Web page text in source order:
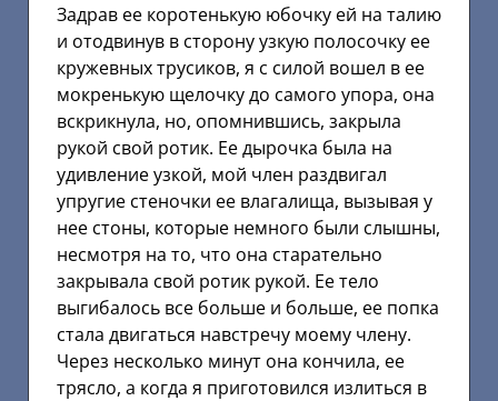
Задрав ее коротенькую юбочку ей на талию
и отодвинув в сторону узкую полосочку ее
кружевных трусиков, я с силой вошел в ее
мокренькую щелочку до самого упора, она
вскрикнула, но, опомнившись, закрыла
рукой свой ротик. Ее дырочка была на
удивление узкой, мой член раздвигал
упругие стеночки ее влагалища, вызывая у
нее стоны, которые немного были слышны,
несмотря на то, что она старательно
закрывала свой ротик рукой. Ее тело
выгибалось все больше и больше, ее попка
стала двигаться навстречу моему члену.
Через несколько минут она кончила, ее
трясло, а когда я приготовился излиться в